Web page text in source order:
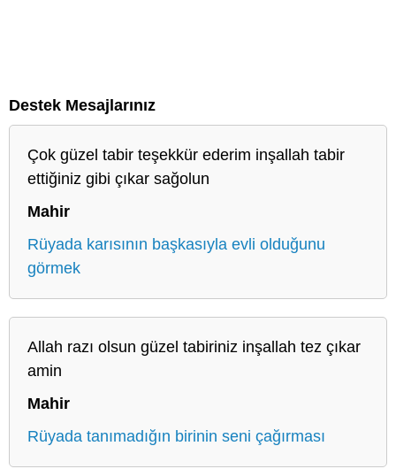
Destek Mesajlarınız
Çok güzel tabir teşekkür ederim inşallah tabir
ettiğiniz gibi çıkar sağolun
Mahir
Rüyada karısının başkasıyla evli olduğunu
görmek
Allah razı olsun güzel tabiriniz inşallah tez çıkar
amin
Mahir
Rüyada tanımadığın birinin seni çağırması